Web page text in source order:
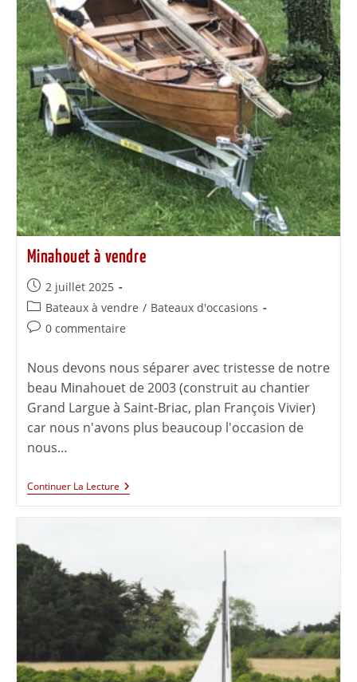
Minahouet à vendre
2 juillet 2025
Bateaux à vendre / Bateaux d'occasions
0 commentaire
Nous devons nous séparer avec tristesse de notre
beau Minahouet de 2003 (construit au chantier
Grand Largue à Saint-Briac, plan François Vivier)
car nous n'avons plus beaucoup l'occasion de
nous…
Continuer La Lecture